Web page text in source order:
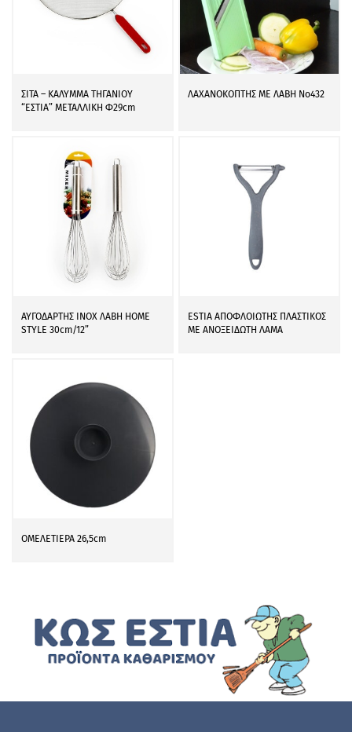
ΣΙΤΑ – ΚΑΛΥΜΜΑ ΤΗΓΑΝΙΟΥ
“ΕΣΤΙΑ” ΜΕΤΑΛΛΙΚΗ Φ29cm
ΛΑΧΑΝΟΚΟΠΤΗΣ ΜΕ ΛΑΒΗ Νο432
ΑΥΓΟΔΑΡΤΗΣ ΙΝΟΧ ΛΑΒΗ HOME
STYLE 30cm/12”
ESTIA ΑΠΟΦΛΟΙΩΤΗΣ ΠΛΑΣΤΙΚΟΣ
ΜΕ ΑΝΟΞΕΙΔΩΤΗ ΛΑΜΑ
ΟΜΕΛΕΤΙΕΡΑ 26,5cm